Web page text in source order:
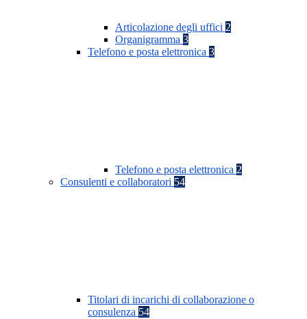
Articolazione degli uffici 2
Organigramma 3
Telefono e posta elettronica 3
Telefono e posta elettronica 2
Consulenti e collaboratori 54
Titolari di incarichi di collaborazione o
consulenza 54